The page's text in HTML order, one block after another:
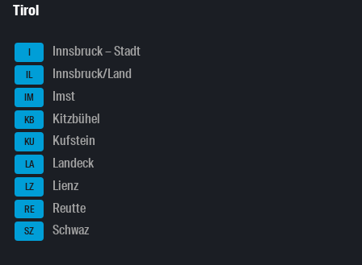
Tirol
I Innsbruck – Stadt
IL Innsbruck/Land
IM Imst
KB Kitzbühel
KU Kufstein
LA Landeck
LZ Lienz
RE Reutte
SZ Schwaz